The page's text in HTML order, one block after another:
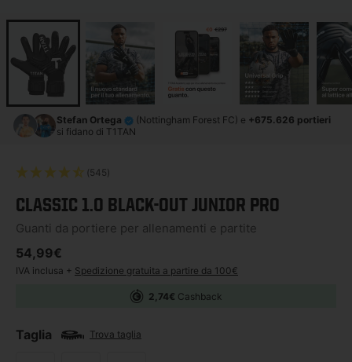
Stefan Ortega (Nottingham Forest FC) e +675.626 portieri
si fidano di T1TAN
(545)
CLASSIC 1.0 BLACK-OUT JUNIOR PRO
Guanti da portiere per allenamenti e partite
Prezzo di listino
54,99€
IVA inclusa + Spedizione gratuita a partire da 100€
2,74€ Cashback
Taglia Trova taglia